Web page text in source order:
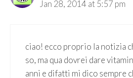
Jan 28, 2014 at 5:57 pm
ciao! ecco proprio la notizia
so, ma qua dovrei dare
anni e difatti mi dico sempre